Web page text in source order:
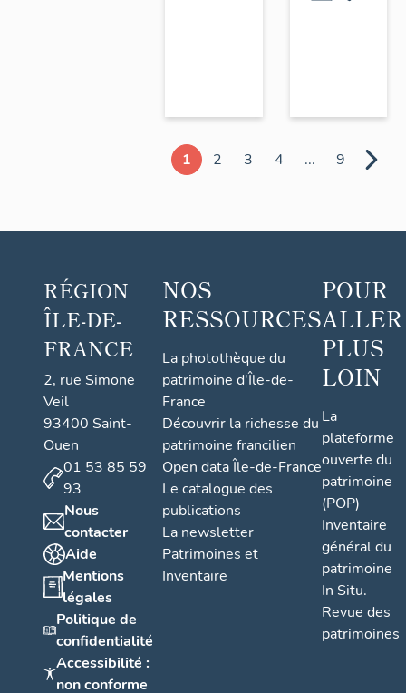
1 2 3 4 ... 9
RÉGION
ÎLE-DE-
FRANCE
2, rue Simone
Veil
93400 Saint-
Ouen
01 53 85 59
93
Nous
contacter
Aide
Mentions
légales
Politique de
confidentialité
Accessibilité :
non conforme
NOS
RESSOURCES
La photothèque du
patrimoine d'Île-de-
France
Découvrir la richesse du
patrimoine francilien
Open data Île-de-France
Le catalogue des
publications
La newsletter
Patrimoines et
Inventaire
POUR
ALLER
PLUS
LOIN
La
plateforme
ouverte du
patrimoine
(POP)
Inventaire
général du
patrimoine
In Situ.
Revue des
patrimoines